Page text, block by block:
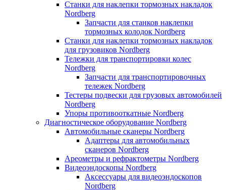
Станки для наклепки тормозных накладок
Nordberg
Запчасти для станков наклепки
тормозных колодок Nordberg
Станки для наклепки тормозных накладок
для грузовиков Nordberg
Тележки для транспортировки колес
Nordberg
Запчасти для транспортировочных
тележек Nordberg
Тестеры подвески для грузовых автомобилей
Nordberg
Упоры противооткатные Nordberg
Диагностическое оборудование Nordberg
Автомобильные сканеры Nordberg
Адаптеры для автомобильных
сканеров Nordberg
Ареометры и рефрактометры Nordberg
Видеоэндоскопы Nordberg
Аксессуары для видеоэндоскопов
Nordberg